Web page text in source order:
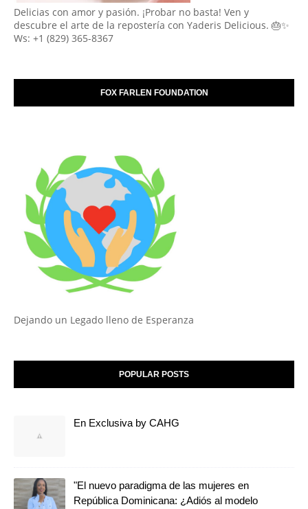
Delicias con amor y pasión. ¡Probar no basta! Ven y
descubre el arte de la repostería con Yaderis Delicious. 🎂✨
Ws: +1 (829) 365-8367
FOX FARLEN FOUNDATION
Dejando un Legado lleno de Esperanza
POPULAR POSTS
En Exclusiva by CAHG
"El nuevo paradigma de las mujeres en
República Dominicana: ¿Adiós al modelo